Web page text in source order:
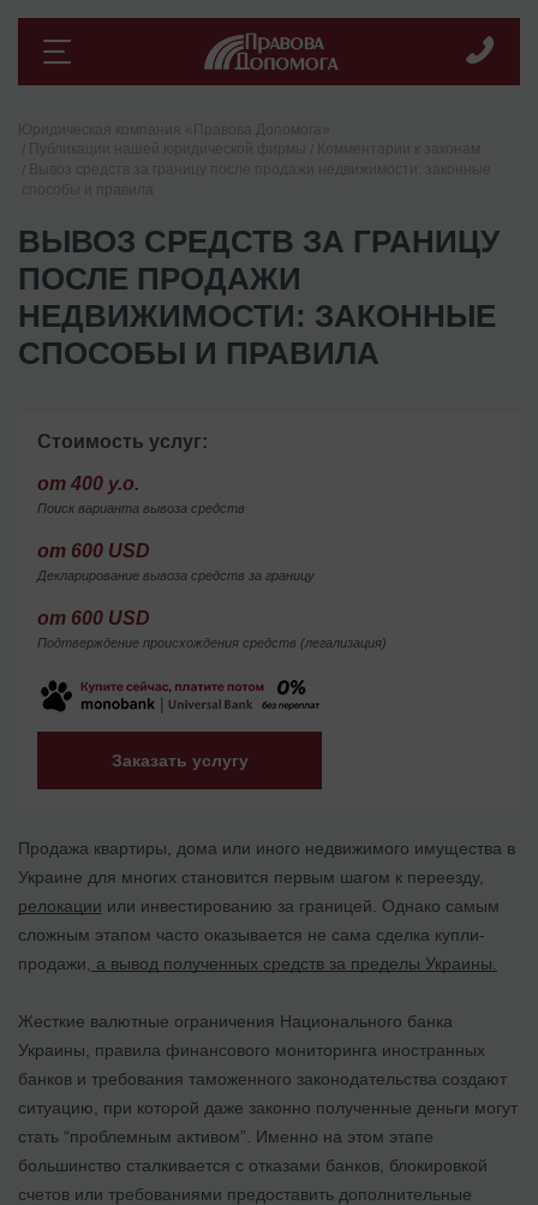
ВЫВОЗ СРЕДСТВ ЗА ГРАНИЦУ
ПОСЛЕ ПРОДАЖИ
НЕДВИЖИМОСТИ: ЗАКОННЫЕ
СПОСОБЫ И ПРАВИЛА
Стоимость услуг:
от 400 у.о.
Поиск варианта вывоза средств
от 600 USD
Декларирование вывоза средств за границу
от 600 USD
Подтверждение происхождения средств (легализация)
Заказать услугу
Продажа квартиры, дома или иного недвижимого имущества в
Украине для многих становится первым шагом к переезду,
релокации или инвестированию за границей. Однако самым
сложным этапом часто оказывается не сама сделка купли-
продажи,
а вывод полученных средств за пределы Украины.
Жесткие валютные ограничения Национального банка
Украины, правила финансового мониторинга иностранных
банков и требования таможенного законодательства создают
ситуацию, при которой даже законно полученные деньги могут
стать “проблемным активом”. Именно на этом этапе
большинство сталкивается с отказами банков, блокировкой
счетов или требованиями предоставить дополнительные